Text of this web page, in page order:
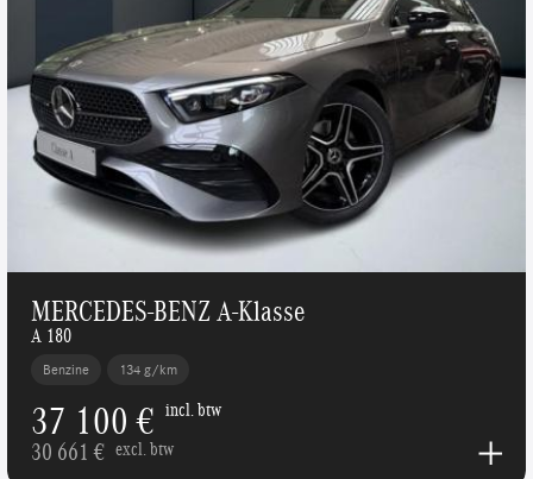
MERCEDES-BENZ A-Klasse
A 180
Benzine 134 g/km
37 100 € incl. btw
30 661 € excl. btw